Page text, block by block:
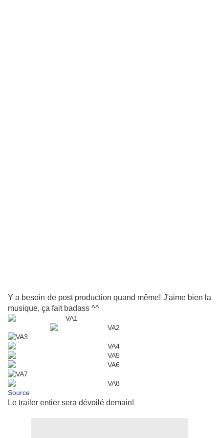
Y a besoin de post production quand même! J'aime bien la
musique, ça fait badass ^^
Source
Le trailer entier sera dévoilé demain!